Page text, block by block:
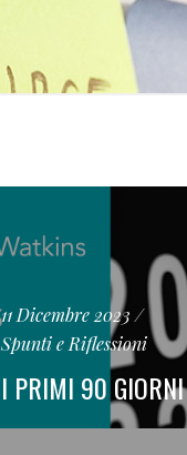
11 Dicembre 2023
Spunti e Riflessioni
I PRIMI 90 GIORNI